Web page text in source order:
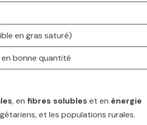
en gras saturé)
bonne quantité
, en fibres solubles et en énergie
et les populations rurales.